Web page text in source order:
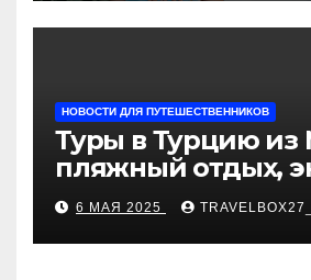
НОВОСТИ ДЛЯ ПУТЕШЕСТВЕННИКОВ
Туры в Турцию из
пляжный отдых,
и лучшие курорты
6 МАЯ 2025 TRAVELBOX27_